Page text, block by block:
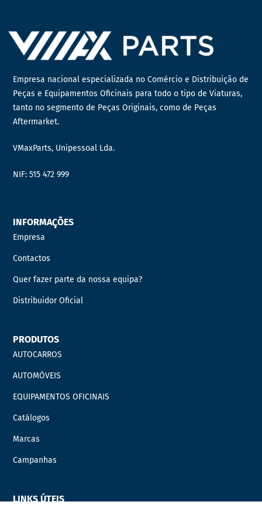
Empresa nacional especializada no Comércio e Distribuição de
Peças e Equipamentos Oficinais para todo o tipo de Viaturas,
tanto no segmento de Peças Originais, como de Peças
Aftermarket.
VMaxParts, Unipessoal Lda.
NIF: 515 472 999
INFORMAÇÕES
Empresa
Contactos
Quer fazer parte da nossa equipa?
Distribuidor Oficial
PRODUTOS
AUTOCARROS
AUTOMÓVEIS
EQUIPAMENTOS OFICINAIS
Catálogos
Marcas
Campanhas
LINKS ÚTEIS